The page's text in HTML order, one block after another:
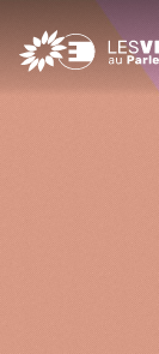
Greens/EFA